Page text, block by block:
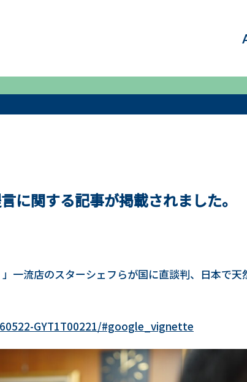
に関する記事が掲載されました。
一流店のスターシェフらが国に直談判、日本で天
GYT1T00221/#google_vignette